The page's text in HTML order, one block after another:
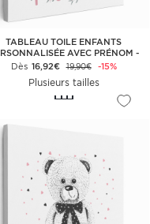
TABLEAU TOILE ENFANTS
AVEC PRÉNOM -
FILLE FLEURS
Dès 16,92€ 19,90€ -15%
Plusieurs tailles